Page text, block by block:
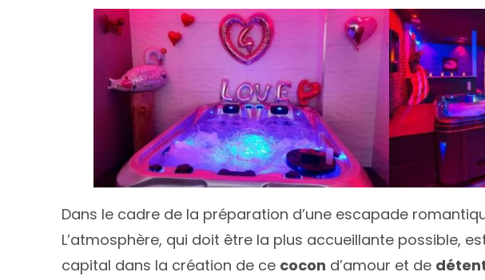
Provence-Alpes-Côte d’Azur
Dans le cadre de la préparation d’une escapade
L’atmosphère, qui doit être la plus accueillante possible,
capital dans la création de ce cocon d’amour et de